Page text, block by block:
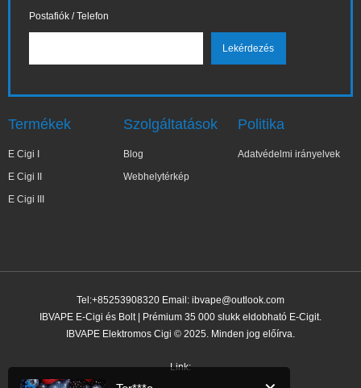
Postafiók / Telefon
Termékek
E Cigi I
E Cigi II
E Cigi III
Szolgáltatások
Blog
Webhelytérkép
Politika
Adatvédelmi irányelvek
Tel:+85253908320 Email: ibvape@outlook.com
IBVAPE E-Cigi és Bolt | Prémium 35 000 slukk eldobható E-Cigit.
IBVAPE Elektromos Cigi © 2025. Minden jog előírva.
Link:
✕
Ter***a